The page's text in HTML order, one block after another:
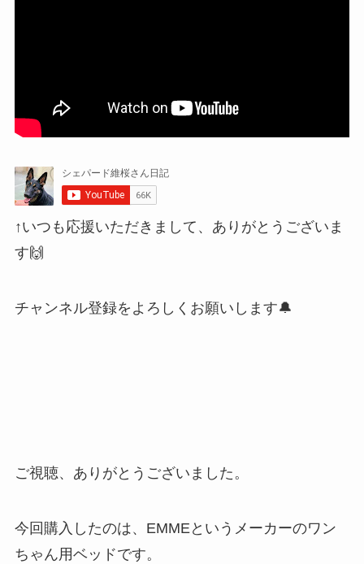
↑いつも応援いただきまして、ありがとうございま
す🙌
チャンネル登録をよろしくお願いします🔔
ご視聴、ありがとうございました。
今回購入したのは、EMMEというメーカーのワン
ちゃん用ベッドです。